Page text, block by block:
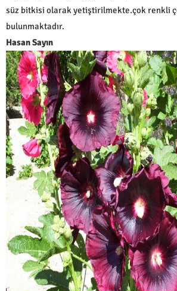
süz bitkisi olarak yetiştirilmekte.çok renkli
bulunmaktadır.
Hasan Sayın